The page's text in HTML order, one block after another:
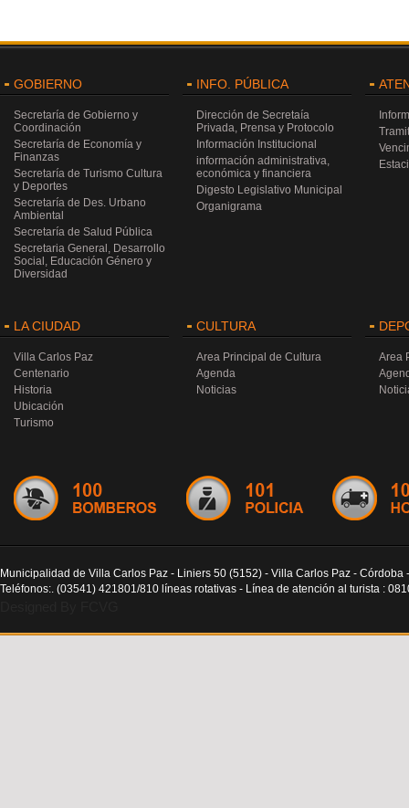
GOBIERNO
Secretaría de Gobierno y
Coordinación
Secretaría de Economía y
Finanzas
Secretaría de Turismo Cultura
y Deportes
Secretaría de Des. Urbano
Ambiental
Secretaría de Salud Pública
Secretaria General, Desarrollo
Social, Educación Género y
Diversidad
INFO. PÚBLICA
Dirección de Secretaía
Privada, Prensa y Protocolo
Información Institucional
información administrativa,
económica y financiera
Digesto Legislativo Municipal
Organigrama
LA CIUDAD
Villa Carlos Paz
Centenario
Historia
Ubicación
Turismo
CULTURA
Area Principal de Cultura
Agenda
Noticias
Area
Municipalidad de Villa Carlos Paz - Liniers 50 (5152) - Villa Carlos Paz - Córdoba
Teléfonos:. (03541) 421801/810 líneas rotativas - Línea de atención al turista :